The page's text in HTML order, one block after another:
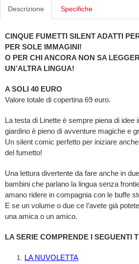
Descrizione Specifiche
CINQUE FUMETTI SILENT ADATTI
PER SOLE IMMAGINI!
O PER CHI ANCORA NON SA
UN’ALTRA LINGUA!
A SOLI 40 EURO
Valore totale di copertina 69 euro.
La testa di Linette è sempre piena di idee
giardino è pieno di avventure magiche e
Un silent comic perfetto per iniziare
del fumetto!
Una lettura divertente da fare anche in
bambini che parlano la lingua senza
amano ridere in compagnia con le buffe
E se un volume o due ce l’avete già
una amica o un amico.
LA SERIE COMPRENDE I SEGUENTI
LA NUVOLETTA